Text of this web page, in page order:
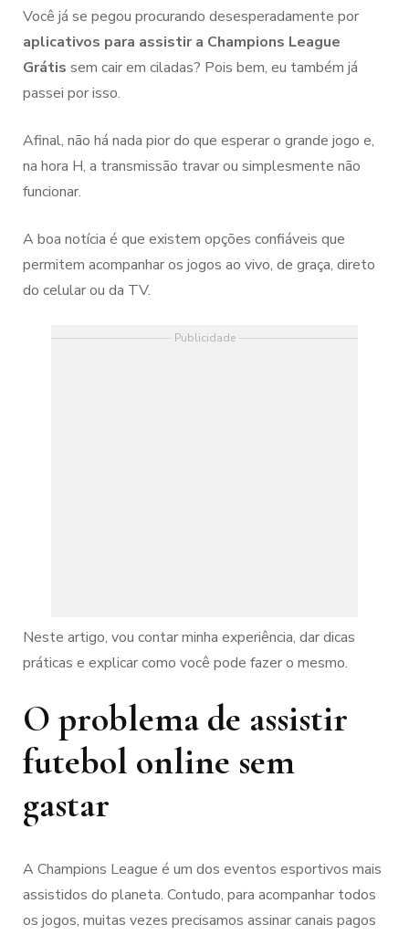
Você já se pegou procurando desesperadamente por
aplicativos para assistir a Champions League
Grátis sem cair em ciladas? Pois bem, eu também já
passei por isso.
Afinal, não há nada pior do que esperar o grande jogo e,
na hora H, a transmissão travar ou simplesmente não
funcionar.
A boa notícia é que existem opções confiáveis que
permitem acompanhar os jogos ao vivo, de graça, direto
do celular ou da TV.
Publicidade
Neste artigo, vou contar minha experiência, dar dicas
práticas e explicar como você pode fazer o mesmo.
O problema de assistir
futebol online sem
gastar
A Champions League é um dos eventos esportivos mais
assistidos do planeta. Contudo, para acompanhar todos
os jogos, muitas vezes precisamos assinar canais pagos